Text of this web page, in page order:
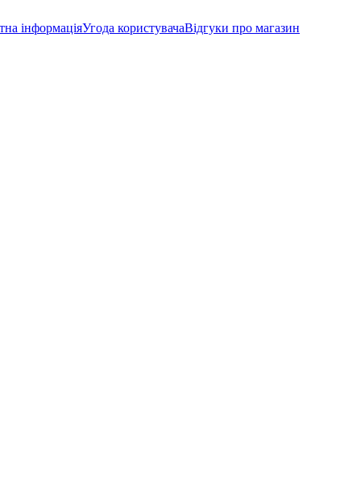
інформаціяУгода користувачаВідгуки про магазин